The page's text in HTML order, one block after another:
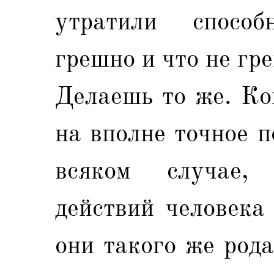
утратили
грешно и что не
Делаешь то же.
на вполне точное
всяком случае,
действий
они такого же